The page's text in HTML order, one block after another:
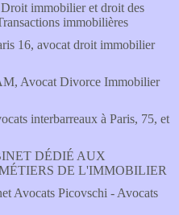
immobilier et droit des
immobilières
16, avocat droit immobilier
Avocat Divorce Immobilier
interbarreaux à Paris, 75, et
DÉDIÉ AUX
DE L'IMMOBILIER
Avocats Picovschi - Avocats